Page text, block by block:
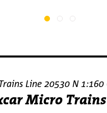
Line 20530 N 1:160
Micro